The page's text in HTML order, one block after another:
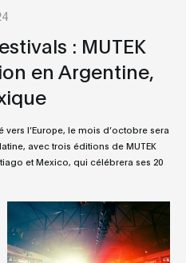
: MUTEK
en Argentine,
l’Europe, le mois d’octobre sera
avec trois éditions de MUTEK
et Mexico, qui célébrera ses 20